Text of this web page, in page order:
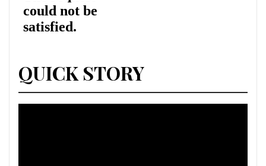
QUICK STORY